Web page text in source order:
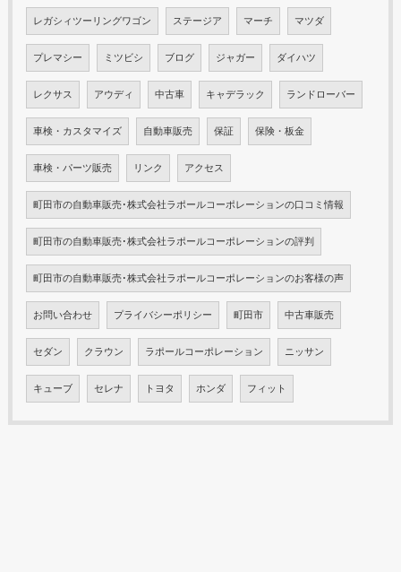
レガシィツーリングワゴン ステージア マーチ マツダ
プレマシー ミツビシ ブログ ジャガー ダイハツ
レクサス アウディ 中古車 キャデラック ランドローバー
車検・カスタマイズ 自動車販売 保証 保険・板金
車検・パーツ販売 リンク アクセス
町田市の自動車販売･株式会社ラポールコーポレーションの口コミ情報
町田市の自動車販売･株式会社ラポールコーポレーションの評判
町田市の自動車販売･株式会社ラポールコーポレーションのお客様の声
お問い合わせ プライバシーポリシー 町田市 中古車販売
セダン クラウン ラポールコーポレーション ニッサン
キューブ セレナ トヨタ ホンダ フィット